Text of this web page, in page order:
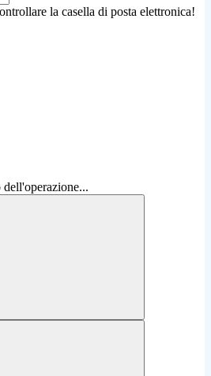
la casella di posta elettronica!